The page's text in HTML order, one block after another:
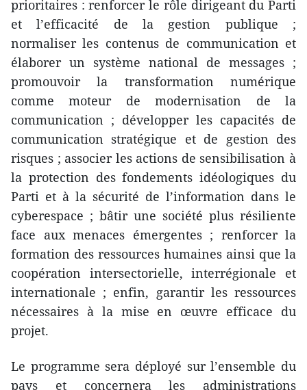
prioritaires : renforcer le rôle dirigeant du Parti
et l’efficacité de la gestion publique ;
normaliser les contenus de communication et
élaborer un système national de messages ;
promouvoir la transformation numérique
comme moteur de modernisation de la
communication ; développer les capacités de
communication stratégique et de gestion des
risques ; associer les actions de sensibilisation à
la protection des fondements idéologiques du
Parti et à la sécurité de l’information dans le
cyberespace ; bâtir une société plus résiliente
face aux menaces émergentes ; renforcer la
formation des ressources humaines ainsi que la
coopération intersectorielle, interrégionale et
internationale ; enfin, garantir les ressources
nécessaires à la mise en œuvre efficace du
projet.
Le programme sera déployé sur l’ensemble du
pays et concernera les administrations